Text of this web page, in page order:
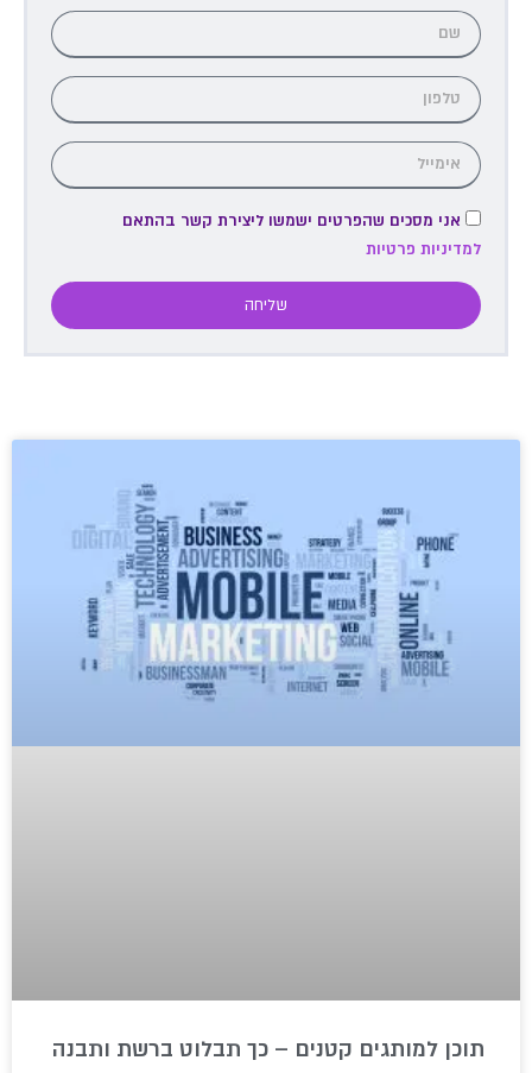
אני מסכים שהפרטים ישמשו ליצירת קשר בהתאם
למדיניות פרטיות
שליחה
תוכן למותגים קטנים – כך תבלוט ברשת ותבנה